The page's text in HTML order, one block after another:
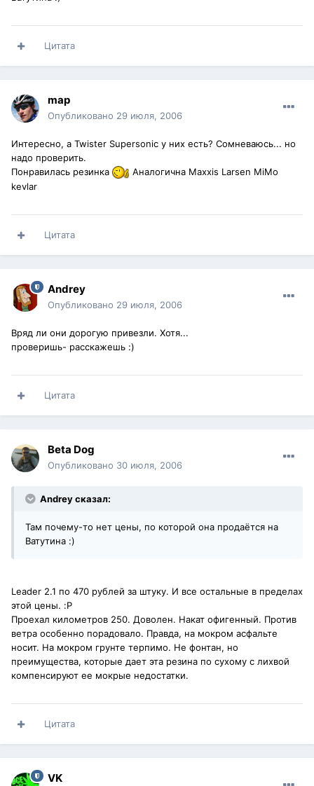
Цитата
map
Опубликовано 29 июля, 2006
Интересно, а Twister Supersonic у них есть? Сомневаюсь... но
надо проверить.
Понравилась резинка
Аналогична Maxxis Larsen MiMo
kevlar
Цитата
Andrey
Опубликовано 29 июля, 2006
Вряд ли они дорогую привезли. Хотя...
проверишь- расскажешь :)
Цитата
Beta Dog
Опубликовано 30 июля, 2006
Andrey сказал:
Там почему-то нет цены, по которой она продаётся на
Ватутина :)
Leader 2.1 по 470 рублей за штуку. И все остальные в пределах
этой цены. :P
Проехал километров 250. Доволен. Накат офигенный. Против
ветра особенно порадовало. Правда, на мокром асфальте
носит. На мокром грунте терпимо. Не фонтан, но
преимущества, которые дает эта резина по сухому с лихвой
компенсируют ее мокрые недостатки.
Цитата
VK